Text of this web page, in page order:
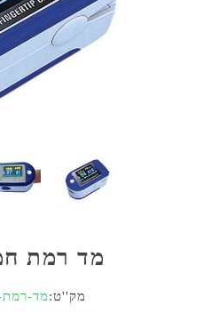
מד רמת
מק''ט:מד-